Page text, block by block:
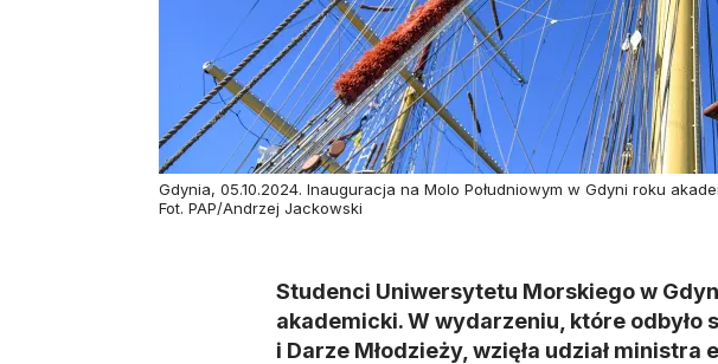
Gdynia, 05.10.2024. Inauguracja na Molo Południowym w Gdyni roku
Fot. PAP/Andrzej Jackowski
Studenci Uniwersytetu Morskiego w
akademicki. W wydarzeniu, które odbyło
i Darze Młodzieży, wzięła udział